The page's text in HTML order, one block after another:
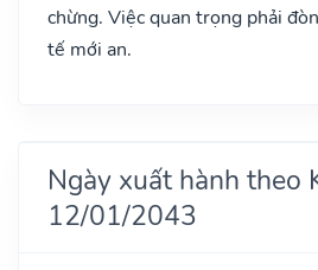
chừng. Việc quan trọng phải
tế mới an.
Ngày xuất hành theo
12/01/2043